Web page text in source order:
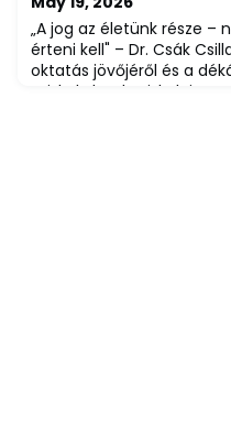
Alkalmazott
igazga
„A jog az életünk része
érteni kell" – Dr. Csák
oktatás jövőjéről és a
miskolc.hu | Miskolci